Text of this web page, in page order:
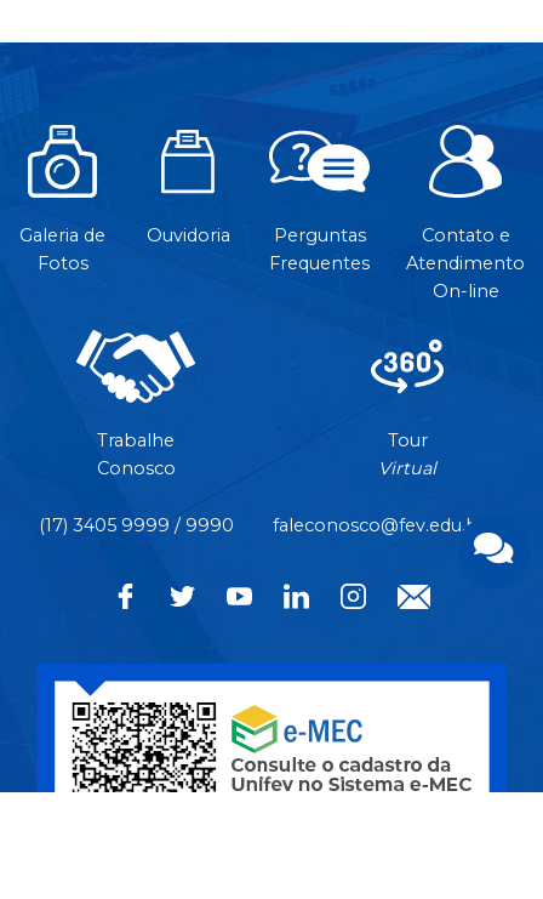
Galeria de
Fotos
Ouvidoria
Perguntas
Frequentes
Contato e
Atendimento
On-line
Trabalhe
Conosco
Tour
Virtual
(17) 3405 9999 / 9990 faleconosco@fev.edu.br